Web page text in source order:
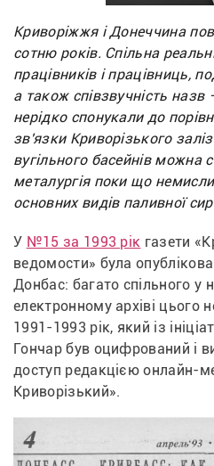
Криворіжжя і Донеччина
сотню років. Спільна
працівників і працівниць,
а також співзвучність
нерідко спонукали до
зв'язки Криворізького
вугільного басейнів можна
металургія поки що
основних видів паливної
У №15 за 1993 рік газети
ведомости» була
Донбас: багато спільного у
електронному архіві цього
1991-1993 рік, який із
Гончар був оцифрований і
доступ редакцією онлайн-
Криворізький».